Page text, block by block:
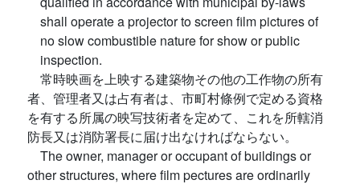
shall operate a projector to screen film pictures of
no slow combustible nature for show or public
inspection.
常時映画を上映する建築物その他の工作物の所有
者、管理者又は占有者は、市町村條例で定める資格
を有する所属の映写技術者を定めて、これを所轄消
防長又は消防署長に届け出なければならない。
The owner, manager or occupant of buildings or
other structures, where film pectures are ordinarily